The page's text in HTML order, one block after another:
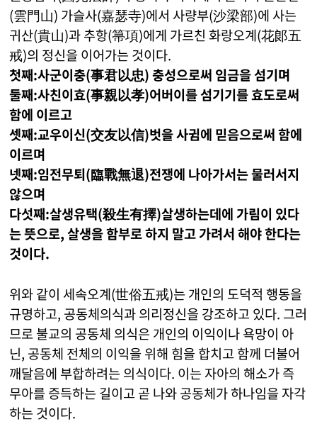
(雲門山) 가슬사(嘉瑟寺)에서 사량부(沙梁部)에 사는
귀산(貴山)과 추항(箒項)에게 가르친 화랑오계(花郞五
戒)의 정신을 이어가는 것이다.
첫째:사군이충(事君以忠) 충성으로써 임금을 섬기며
둘째:사친이효(事親以孝)어버이를 섬기기를 효도로써
함에 이르고
셋째:교우이신(交友以信)벗을 사귐에 믿음으로써 함에
이르며
넷째:임전무퇴(臨戰無退)전쟁에 나아가서는 물러서지
않으며
다섯째:살생유택(殺生有擇)살생하는데에 가림이 있다
는 뜻으로, 살생을 함부로 하지 말고 가려서 해야 한다는
것이다.
위와 같이 세속오계(世俗五戒)는 개인의 도덕적 행동을
규명하고, 공동체의식과 의리정신을 강조하고 있다. 그러
므로 불교의 공동체 의식은 개인의 이익이나 욕망이 아
닌, 공동체 전체의 이익을 위해 힘을 합치고 함께 더불어
깨달음에 부합하려는 의식이다. 이는 자아의 해소가 즉
무아를 증득하는 길이고 곧 나와 공동체가 하나임을 자각
하는 것이다.